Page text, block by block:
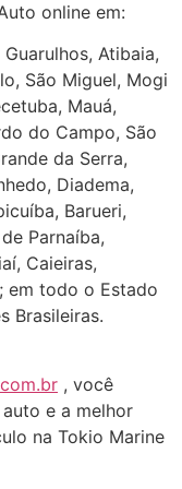
online em:
Atibaia,
São Miguel, Mogi
Mauá,
do Campo, São
da Serra,
Diadema,
Barueri,
Parnaíba,
Caieiras,
em todo o Estado
Brasileiras.
, você
e a melhor
na Tokio Marine